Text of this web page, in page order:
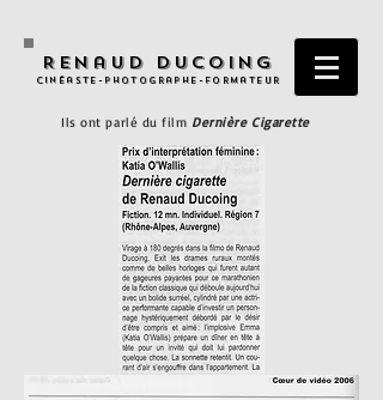
Renaud Ducoing
Cinéaste-Photographe-Formateur
Ils ont parlé du film Dernière Cigarette